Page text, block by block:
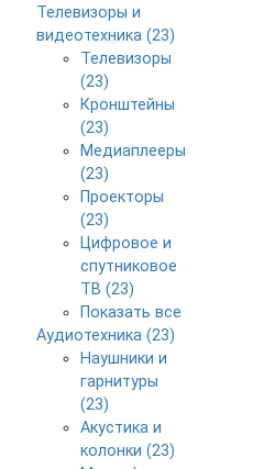
Телевизоры и
видеотехника (23)
Телевизоры
(23)
Кронштейны
(23)
Медиаплееры
(23)
Проекторы
(23)
Цифровое и
спутниковое
ТВ (23)
Показать все
Аудиотехника (23)
Наушники и
гарнитуры
(23)
Акустика и
колонки (23)